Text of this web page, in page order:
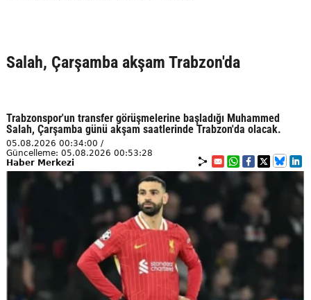
Salah, Çarşamba akşam Trabzon'da
Trabzonspor'un transfer görüşmelerine başladığı Muhammed
Salah, Çarşamba günü akşam saatlerinde Trabzon'da olacak.
05.08.2026 00:34:00 /
Güncelleme: 05.08.2026 00:53:28
Haber Merkezi